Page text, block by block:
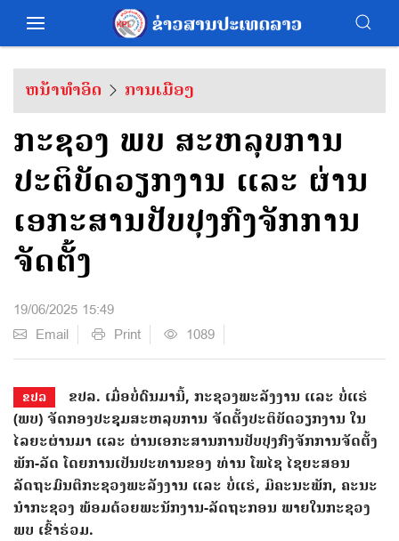
ຫນ້າທຳອິດ ການເມືອງ
ກະຊວງ ພບ ສະຫລຸບການ
ປະຕິບັດວຽກງານ ແລະ ຜ່ານ
ເອກະສານປັບປຸງກົງຈັກການ
ຈັດຕັ້ງ
19/06/2025 15:49
Email
Print 1089
ຂປລ
ຂປລ. ​ເມື່ອ​ບໍ່​ດົນ​ມາ​ນີ້, ກະຊວງພະລັງງານ ແລະ ບໍ່ແຮ່
(ພບ) ຈັດກອງປະຊຸມສະຫລຸບການ ຈັດຕັ້ງປະຕິບັດວຽກງານ ໃນ
ໄລຍະຜ່ານມາ ແລະ ຜ່ານເອກະສານການປັບປຸງກົງຈັກການຈັດຕັ້ງ
ພັກ-ລັດ ໂດຍການເປັນປະທານຂອງ ທ່ານ ໂພໄຊ ໄຊຍະສອນ
ລັດຖະມົນຕີກະຊວງພະລັງງານ ແລະ ບໍ່ແຮ່, ມີຄະນະພັກ, ຄະນະ
ນຳກະຊວງ ພ້ອມດ້ວຍພະນັກງານ-ລັດຖະກອນ ພາຍໃນກະຊວງ
ພບ ເຂົ້າຮ່ວມ.